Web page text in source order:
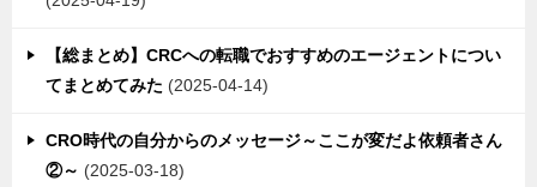
【総まとめ】CRCへの転職でおすすめのエージェントについ
てまとめてみた
2025-04-14
CRO時代の自分からのメッセージ～ここが変だよ依頼者さん
②～
2025-03-18